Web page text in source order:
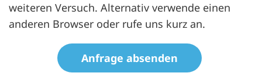
weiteren Versuch. Alternativ verwende einen
anderen Browser oder rufe uns kurz an.